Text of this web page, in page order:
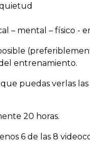
– mental – físico -
entrenamiento.
puedas verlas
20 horas.
6 de las 8